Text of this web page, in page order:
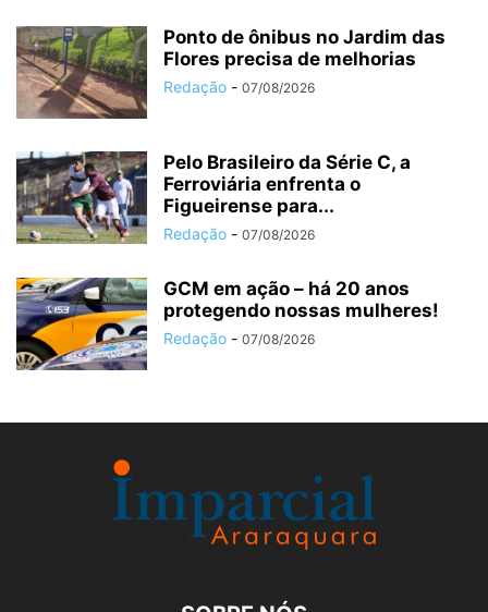
Ponto de ônibus no Jardim das
Flores precisa de melhorias
Redação - 07/08/2026
Pelo Brasileiro da Série C, a
Ferroviária enfrenta o
Figueirense para...
Redação - 07/08/2026
GCM em ação – há 20 anos
protegendo nossas mulheres!
Redação - 07/08/2026